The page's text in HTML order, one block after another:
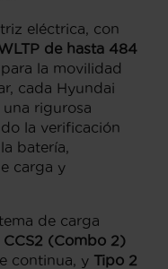
eléctrica, con
de hasta 484
la movilidad
cada Hyundai
rigurosa
la verificación
batería,
carga y
de carga
CCS2 (Combo 2)
continua, y Tipo 2